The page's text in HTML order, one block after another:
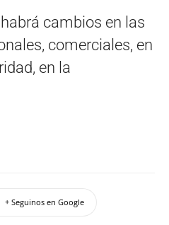
cambios en las
comerciales, en
en la
+ Seguinos en Google